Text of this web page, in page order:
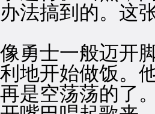
法搞到的。这
士一般迈开脚
地开始做饭。
是空荡荡的了